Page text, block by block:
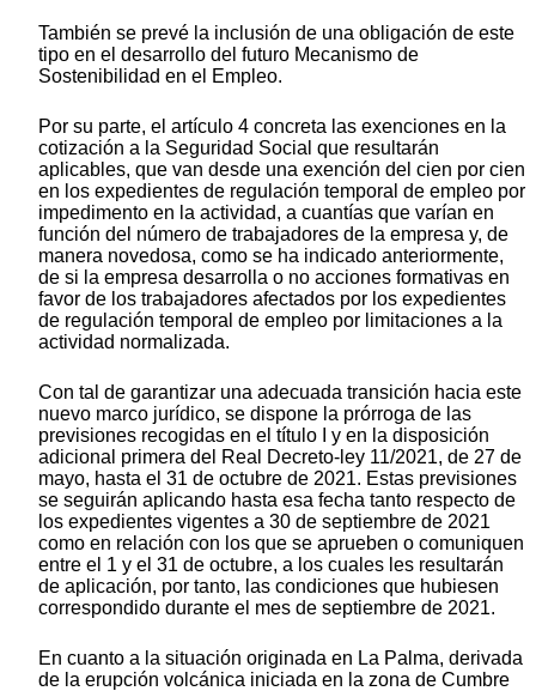
También se prevé la inclusión de una obligación de este
tipo en el desarrollo del futuro Mecanismo de
Sostenibilidad en el Empleo.
Por su parte, el artículo 4 concreta las exenciones en la
cotización a la Seguridad Social que resultarán
aplicables, que van desde una exención del cien por cien
en los expedientes de regulación temporal de empleo por
impedimento en la actividad, a cuantías que varían en
función del número de trabajadores de la empresa y, de
manera novedosa, como se ha indicado anteriormente,
de si la empresa desarrolla o no acciones formativas en
favor de los trabajadores afectados por los expedientes
de regulación temporal de empleo por limitaciones a la
actividad normalizada.
Con tal de garantizar una adecuada transición hacia este
nuevo marco jurídico, se dispone la prórroga de las
previsiones recogidas en el título I y en la disposición
adicional primera del Real Decreto-ley 11/2021, de 27 de
mayo, hasta el 31 de octubre de 2021. Estas previsiones
se seguirán aplicando hasta esa fecha tanto respecto de
los expedientes vigentes a 30 de septiembre de 2021
como en relación con los que se aprueben o comuniquen
entre el 1 y el 31 de octubre, a los cuales les resultarán
de aplicación, por tanto, las condiciones que hubiesen
correspondido durante el mes de septiembre de 2021.
En cuanto a la situación originada en La Palma, derivada
de la erupción volcánica iniciada en la zona de Cumbre